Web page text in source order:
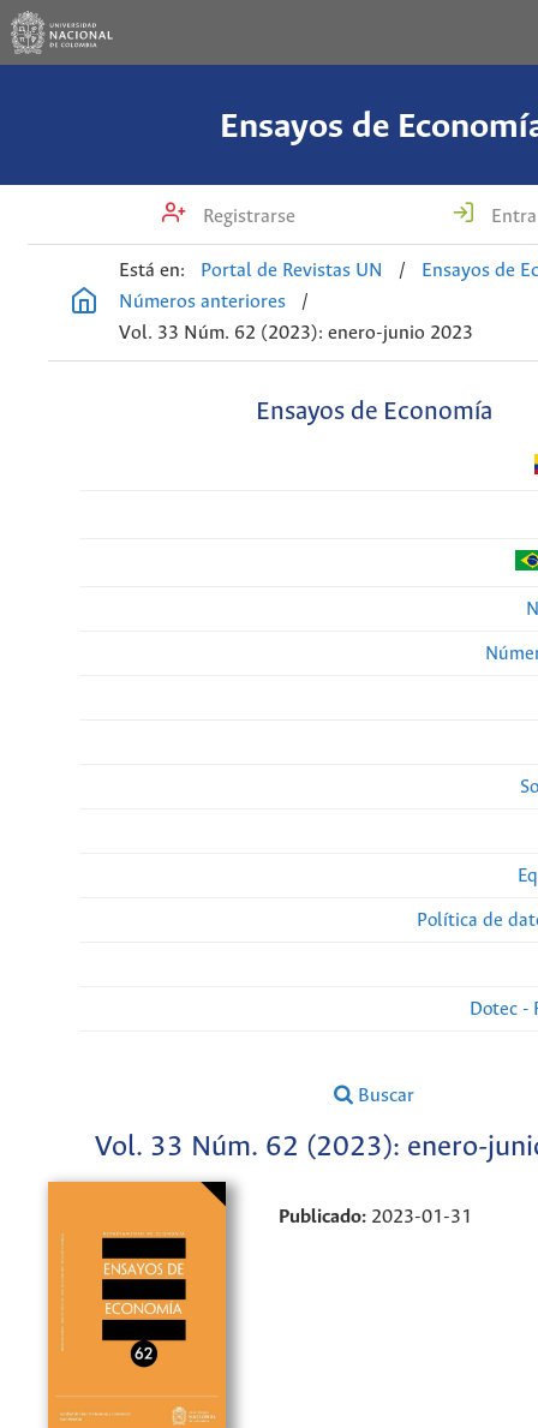
Ensayos de
Registrarse
Está en: Portal de Revistas UN /
Ensayos de
Números anteriores
/
Vol. 33 Núm. 62 (2023): enero-junio 2023
Ensayos de Economía
Política de
Dotec -
Buscar
Vol. 33 Núm. 62 (2023): enero-
Publicado: 2023-01-31